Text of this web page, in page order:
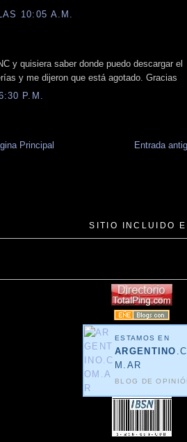
10:05 A.M.
y quisiera saber donde puedo descargar el
y me dijeron que está agotado. Gracias
P.M.
Entrada
Principal
SITIO INCLUIDO
ESTAMOS EN
ARGENTINO
M.AR
BLOG DE